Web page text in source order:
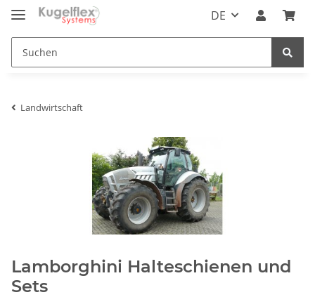
DE
Landwirtschaft
Lamborghini Halteschienen und
Sets